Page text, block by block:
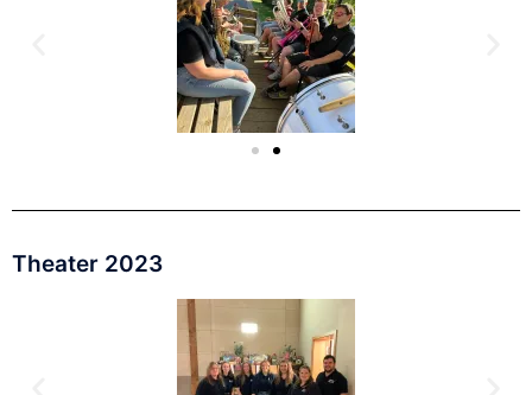
Theater 2023